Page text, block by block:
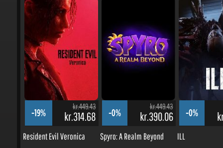
-19%
kr.449.43
kr.314.68 -0%
kr.449.43
kr.390.06 -0%